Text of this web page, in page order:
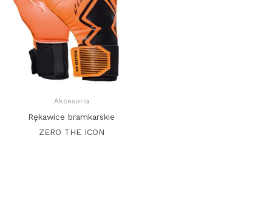
Akcesoria
Rękawice bramkarskie
ZERO THE ICON